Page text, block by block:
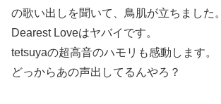
の歌い出しを聞いて、鳥肌が立ちました。
Dearest Loveはヤバイです。
tetsuyaの超高音のハモリも感動します。
どっからあの声出してるんやろ？